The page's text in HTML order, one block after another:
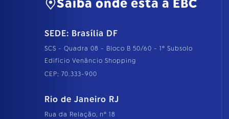
Saiba onde está a EBC
SEDE: Brasília DF
SCS - Quadra 08 - Bloco B 50/60 - 1º Subsolo
Edifício Venâncio Shopping
CEP: 70.333-900
Rio de Janeiro RJ
Rua da Relação, nº 18